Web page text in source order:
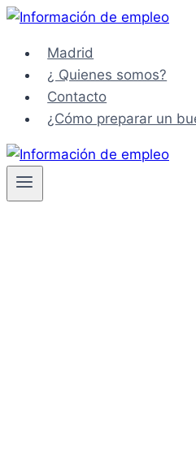
Saltar
contenidoMadrid
¿ Quienes somos?
Contacto
¿Cómo preparar un